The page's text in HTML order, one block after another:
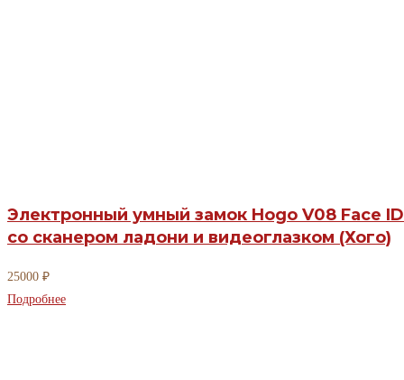
Электронный умный замок Hogo V08 Face ID
со сканером ладони и видеоглазком (Хого)
25000 ₽
Подробнее